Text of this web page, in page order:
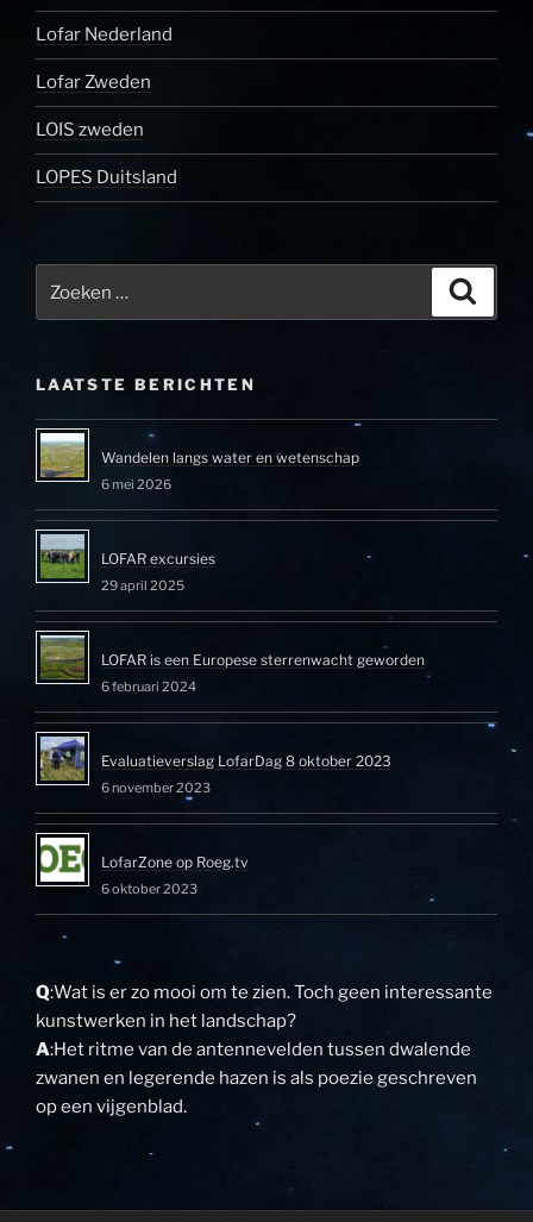
Lofar Nederland
Lofar Zweden
LOIS zweden
LOPES Duitsland
LAATSTE BERICHTEN
Wandelen langs water en wetenschap
6 mei 2026
LOFAR excursies
29 april 2025
LOFAR is een Europese sterrenwacht geworden
6 februari 2024
Evaluatieverslag LofarDag 8 oktober 2023
6 november 2023
LofarZone op Roeg.tv
6 oktober 2023
Q:Wat is er zo mooi om te zien. Toch geen interessante
kunstwerken in het landschap?
A:Het ritme van de antennevelden tussen dwalende
zwanen en legerende hazen is als poezie geschreven
op een vijgenblad.